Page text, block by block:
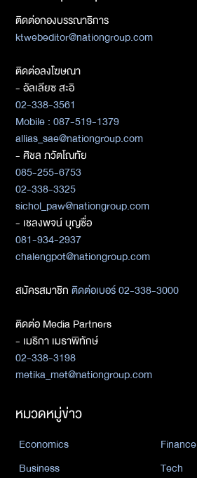
ติดต่อกองบรรณาธิการ
ktwebeditor@nationgroup.com
ติดต่อลงโฆษณา
- อัลเลียซ สะอิ
02-338-3561
Mobile : 087-519-1379
allias_sae@nationgroup.com
- ศิชล ภวัตโณทัย
085-255-6753
02-338-3325
sichol_paw@nationgroup.com
- เชลงพจน์ บุญซื่อ
081-934-2937
chalengpot@nationgroup.com
สมัครสมาชิกติดต่อเบอร์ 02-338-3000
ติดต่อ Media Partners
- เมธิกา เมธาพิทักษ์
02-338-3198
metika_met@nationgroup.com
หมวดหมู่ข่าว
Economics
Finance
Business
Tech